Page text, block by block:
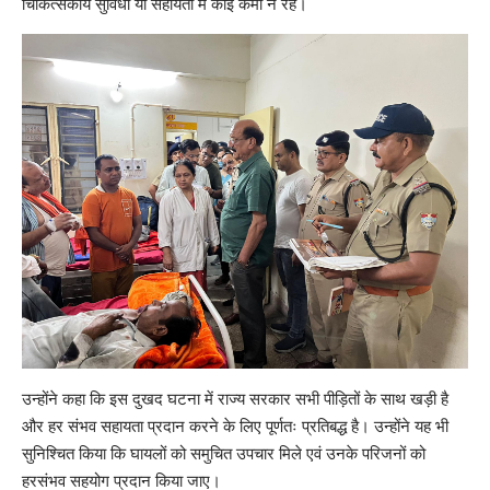
चिकित्सकीय सुविधा या सहायता में कोई कमी न रहे।
उन्होंने कहा कि इस दुखद घटना में राज्य सरकार सभी पीड़ितों के साथ खड़ी है
और हर संभव सहायता प्रदान करने के लिए पूर्णतः प्रतिबद्ध है। उन्होंने यह भी
सुनिश्चित किया कि घायलों को समुचित उपचार मिले एवं उनके परिजनों को
हरसंभव सहयोग प्रदान किया जाए।